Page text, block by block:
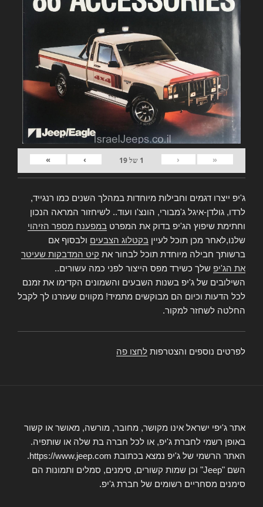
«
‹
1 של19
›
»
ג'יפ ייצרו דגמים וחבילות מיוחדות במהלך השנים כמו רנגייד,
לרדו, גולדן-איגל ג'מבורי, הונצ'ו ועוד.. לשיחזור המראה הנכון
וחתימת שיפוץ הג'יפ בדוק את המפרט במפענח מספר הזיהוי
שלנו,לאחר מכן תוכל לעיין בקטלוג הצבעים ולבסוף אם
ברשותך חבילה מיוחדת תוכל לבחור את קיט המדבקות שעיטר
את הג'יפ שלך כשירד מפס הייצור לפני כמה עשורים..
השילובים של ג'יפ בשנות השבעים והשמונים הקדימו את זמנם
לכל הדעות וכיום הם מבוקשים מתמיד! מקווים שעזרנו לך לקבל
החלטה לשחזר למקור.
לפרטים נוספים והצטרפות לחצו פה
אתר ג'יפי ישראל אינו מקושר, מחובר, מורשה, מאושר או קשור
באופן רשמי לחברת ג'יפ, או לכל חברה בת שלה או שותפיה.
האתר הרשמי של ג'יפ נמצא בכתובת https://www.jeep.com.
השם "Jeep" וכן שמות קשורים, סימנים, סמלים ותמונות הם
סימנים מסחריים רשומים של חברת ג'יפ.